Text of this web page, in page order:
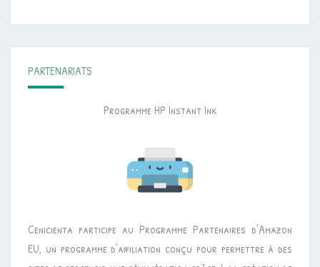
PARTENARIATS
Programme HP Instant Ink
Cenicienta participe au Programme Partenaires d’Amazon
EU, un programme d’affiliation conçu pour permettre à des